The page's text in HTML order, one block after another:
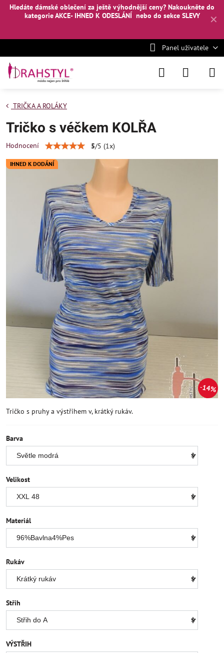
✕
Hledáte dámské oblečení za ještě výhodnější ceny? Nakoukněte do
kategorie AKCE- IHNED K ODESLÁNÍ nebo do sekce SLEVY
Panel uživatele
IHNED K DODÁNÍ
14%
TRIČKA A ROLÁKY
Tričko s véčkem KOLŘA
Hodnocení 5/5 (1x)
Tričko s pruhy a výstřihem v, krátký rukáv.
Barva
Velikost
Materiál
Rukáv
Střih
VÝSTŘIH